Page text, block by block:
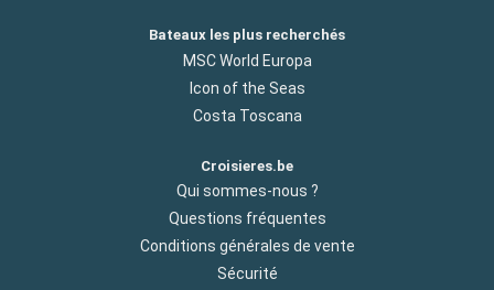
Bateaux les plus recherchés
MSC World Europa
Icon of the Seas
Costa Toscana
Croisieres.be
Qui sommes-nous ?
Questions fréquentes
Conditions générales de vente
Sécurité